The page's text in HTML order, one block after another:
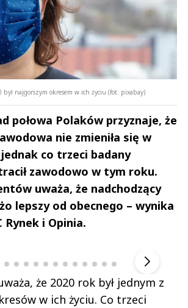
był najgorszym okresem w ich życiu (fot. pixabay)
połowa Polaków przyznaje, że
nie zmieniła się w
co trzeci badany
zawodowo w tym roku.
uważa, że nadchodzący
lepszy od obecnego – wynika
Rynek i Opinia.
że 2020 rok był jednym z
w ich życiu. Co trzeci